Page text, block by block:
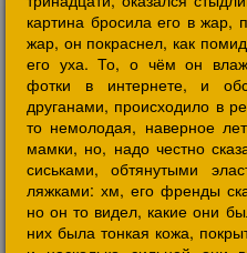
картина бросила его в жар,
жар, он покраснел, как
его уха. То, о чём он
фотки в интернете, и
друганами, происходило в
то немолодая, наверное
мамки, но, надо честно
сиськами, обтянутыми
ляжками: хм, его френды
но он то видел, какие они
них была тонкая кожа,